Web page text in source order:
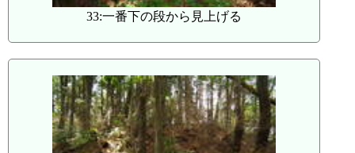
33:一番下の段から見上げる